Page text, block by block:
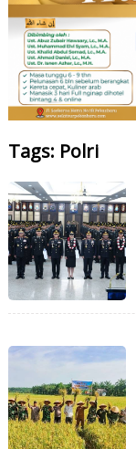
Tags: Polri